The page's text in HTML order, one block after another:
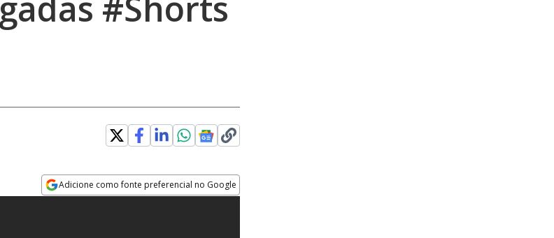
Adicione como fonte preferencial no Google